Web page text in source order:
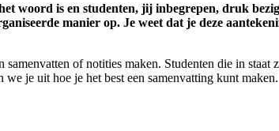
woord is en studenten, jij inbegrepen, druk
manier op. Je weet dat je deze
of notities maken. Studenten die in
je uit hoe je het best een samenvatting kunt maken.